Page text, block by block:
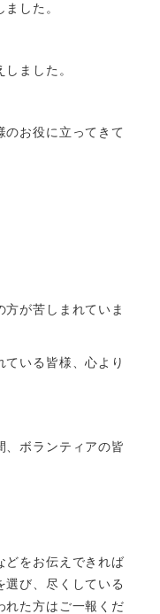
した。
ました。
のお役に立ってきて
方が苦しまれていま
いる皆様、心より
、ボランティアの皆
をお伝えできれば
選び、尽くしている
れた方はご一報くだ